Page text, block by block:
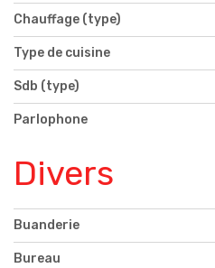
Chauffage (type)
Type de cuisine
Sdb (type)
Parlophone
Divers
Buanderie
Bureau